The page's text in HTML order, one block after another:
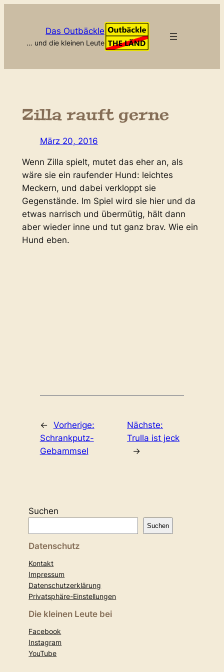
Das Outbäckle
… und die kleinen Leute
Zilla rauft gerne
März 20, 2016
Wenn Zilla spielt, mutet das eher an, als
wäre sie ein raufender Hund: leichtes
Meckern, und dabei verkloppt sie
Gegenstände. Im Spiel wird sie hier und da
etwas narrisch und übermütig, hält dann
aber wieder inne und tut ganz brav. Wie ein
Hund eben.
← Vorherige:
Schrankputz-
Gebammsel
Nächste:
Trulla ist jeck
→
Suchen
Suchen
Datenschutz
Kontakt
Impressum
Datenschutzerklärung
Privatsphäre-Einstellungen
Die kleinen Leute bei
Facebook
Instagram
YouTube